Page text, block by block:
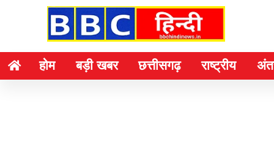
होम बड़ी खबर छत्तीसगढ़ राष्ट्रीय